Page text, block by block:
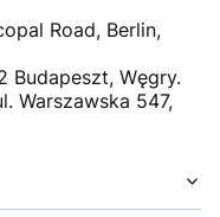
Road, Berlin,
Budapeszt, Węgry.
Warszawska 547,